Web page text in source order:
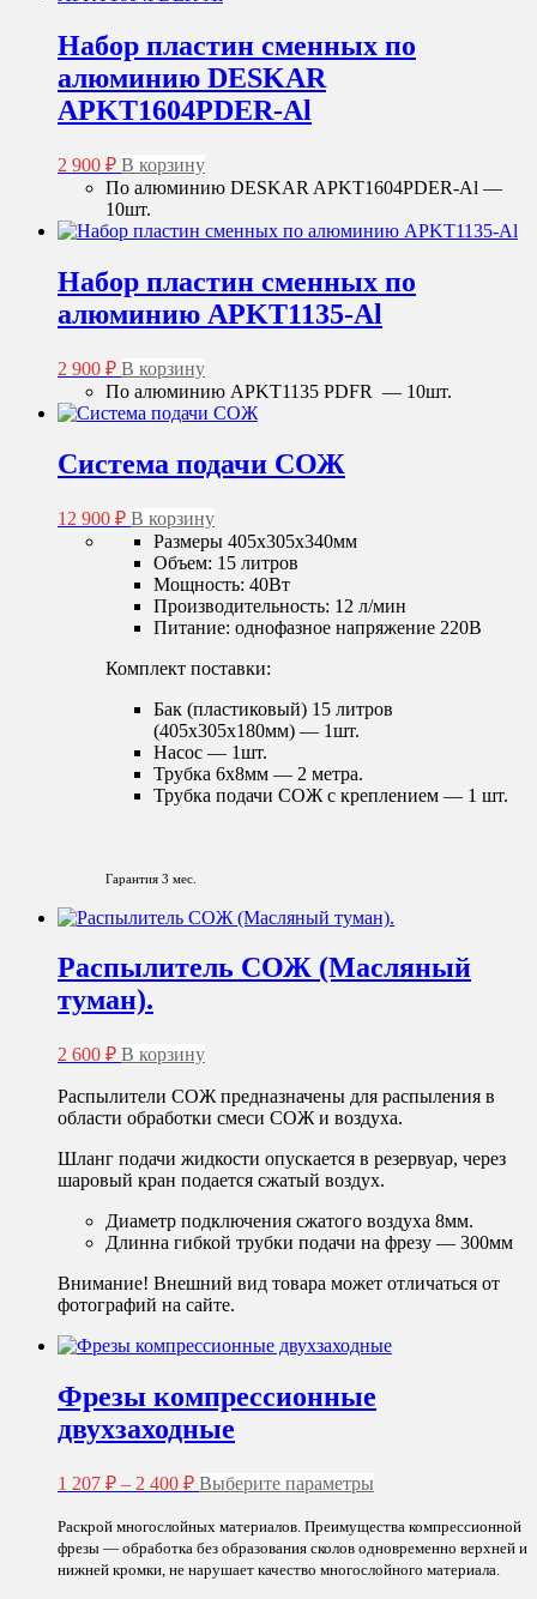
Набор пластин сменных по
алюминию DESKAR
APKT1604PDER-Al
2 900 ₽ В корзину
По алюминию DESKAR APKT1604PDER-Al —
10шт.
Набор пластин сменных по
алюминию APKT1135-Al
2 900 ₽ В корзину
По алюминию APKT1135 PDFR — 10шт.
Система подачи СОЖ
12 900 ₽ В корзину
Размеры 405х305х340мм
Объем: 15 литров
Мощность: 40Вт
Производительность: 12 л/мин
Питание: однофазное напряжение 220В
Комплект поставки:
Бак (пластиковый) 15 литров
(405х305х180мм) — 1шт.
Насос — 1шт.
Трубка 6х8мм — 2 метра.
Трубка подачи СОЖ с креплением — 1 шт.
Гарантия 3 мес.
Распылитель СОЖ (Масляный
туман).
2 600 ₽ В корзину
Распылители СОЖ предназначены для распыления в
области обработки смеси СОЖ и воздуха.
Шланг подачи жидкости опускается в резервуар, через
шаровый кран подается сжатый воздух.
Диаметр подключения сжатого воздуха 8мм.
Длинна гибкой трубки подачи на фрезу — 300мм
Внимание! Внешний вид товара может отличаться от
фотографий на сайте.
Фрезы компрессионные
двухзаходные
1 207 ₽ – 2 400 ₽Диапазон
1
207 ₽
–
Выберите параметры
имеет
несколько
вариаций.
Раскрой многослойных материалов. Преимущества компрессионной
фрезы — обработка без образования сколов одновременно верхней и
нижней кромки, не нарушает качество многослойного материала.